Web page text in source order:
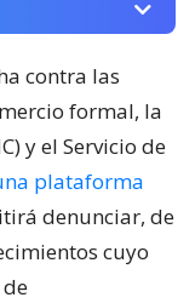
contra las
formal, la
y el Servicio de
plataforma
denunciar, de
cuyo